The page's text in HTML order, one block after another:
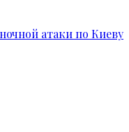
атаки по Киеву